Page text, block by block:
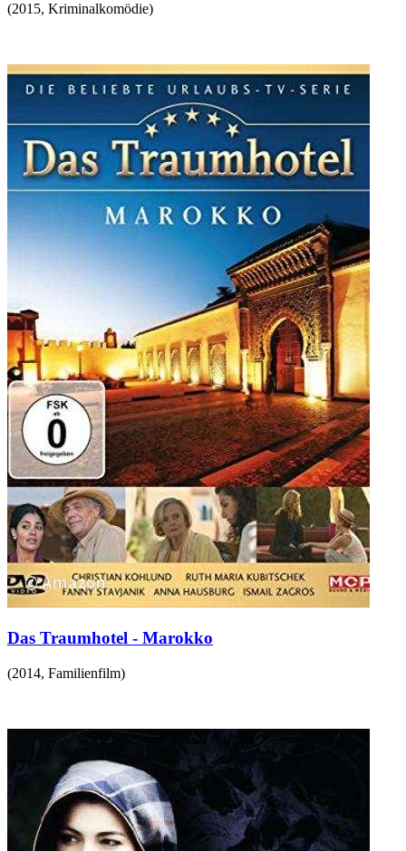
(2015, Kriminalkomödie)
Das Traumhotel - Marokko
(2014, Familienfilm)